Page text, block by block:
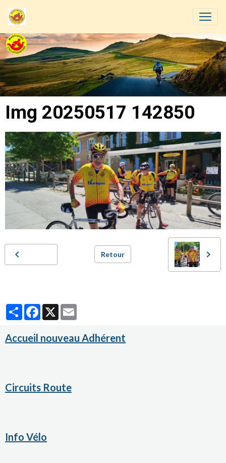
Img 20250517 142850
Retour
PartagerFacebook
X
Accueil nouveau Adhérent
Circuits Route
Info Vélo